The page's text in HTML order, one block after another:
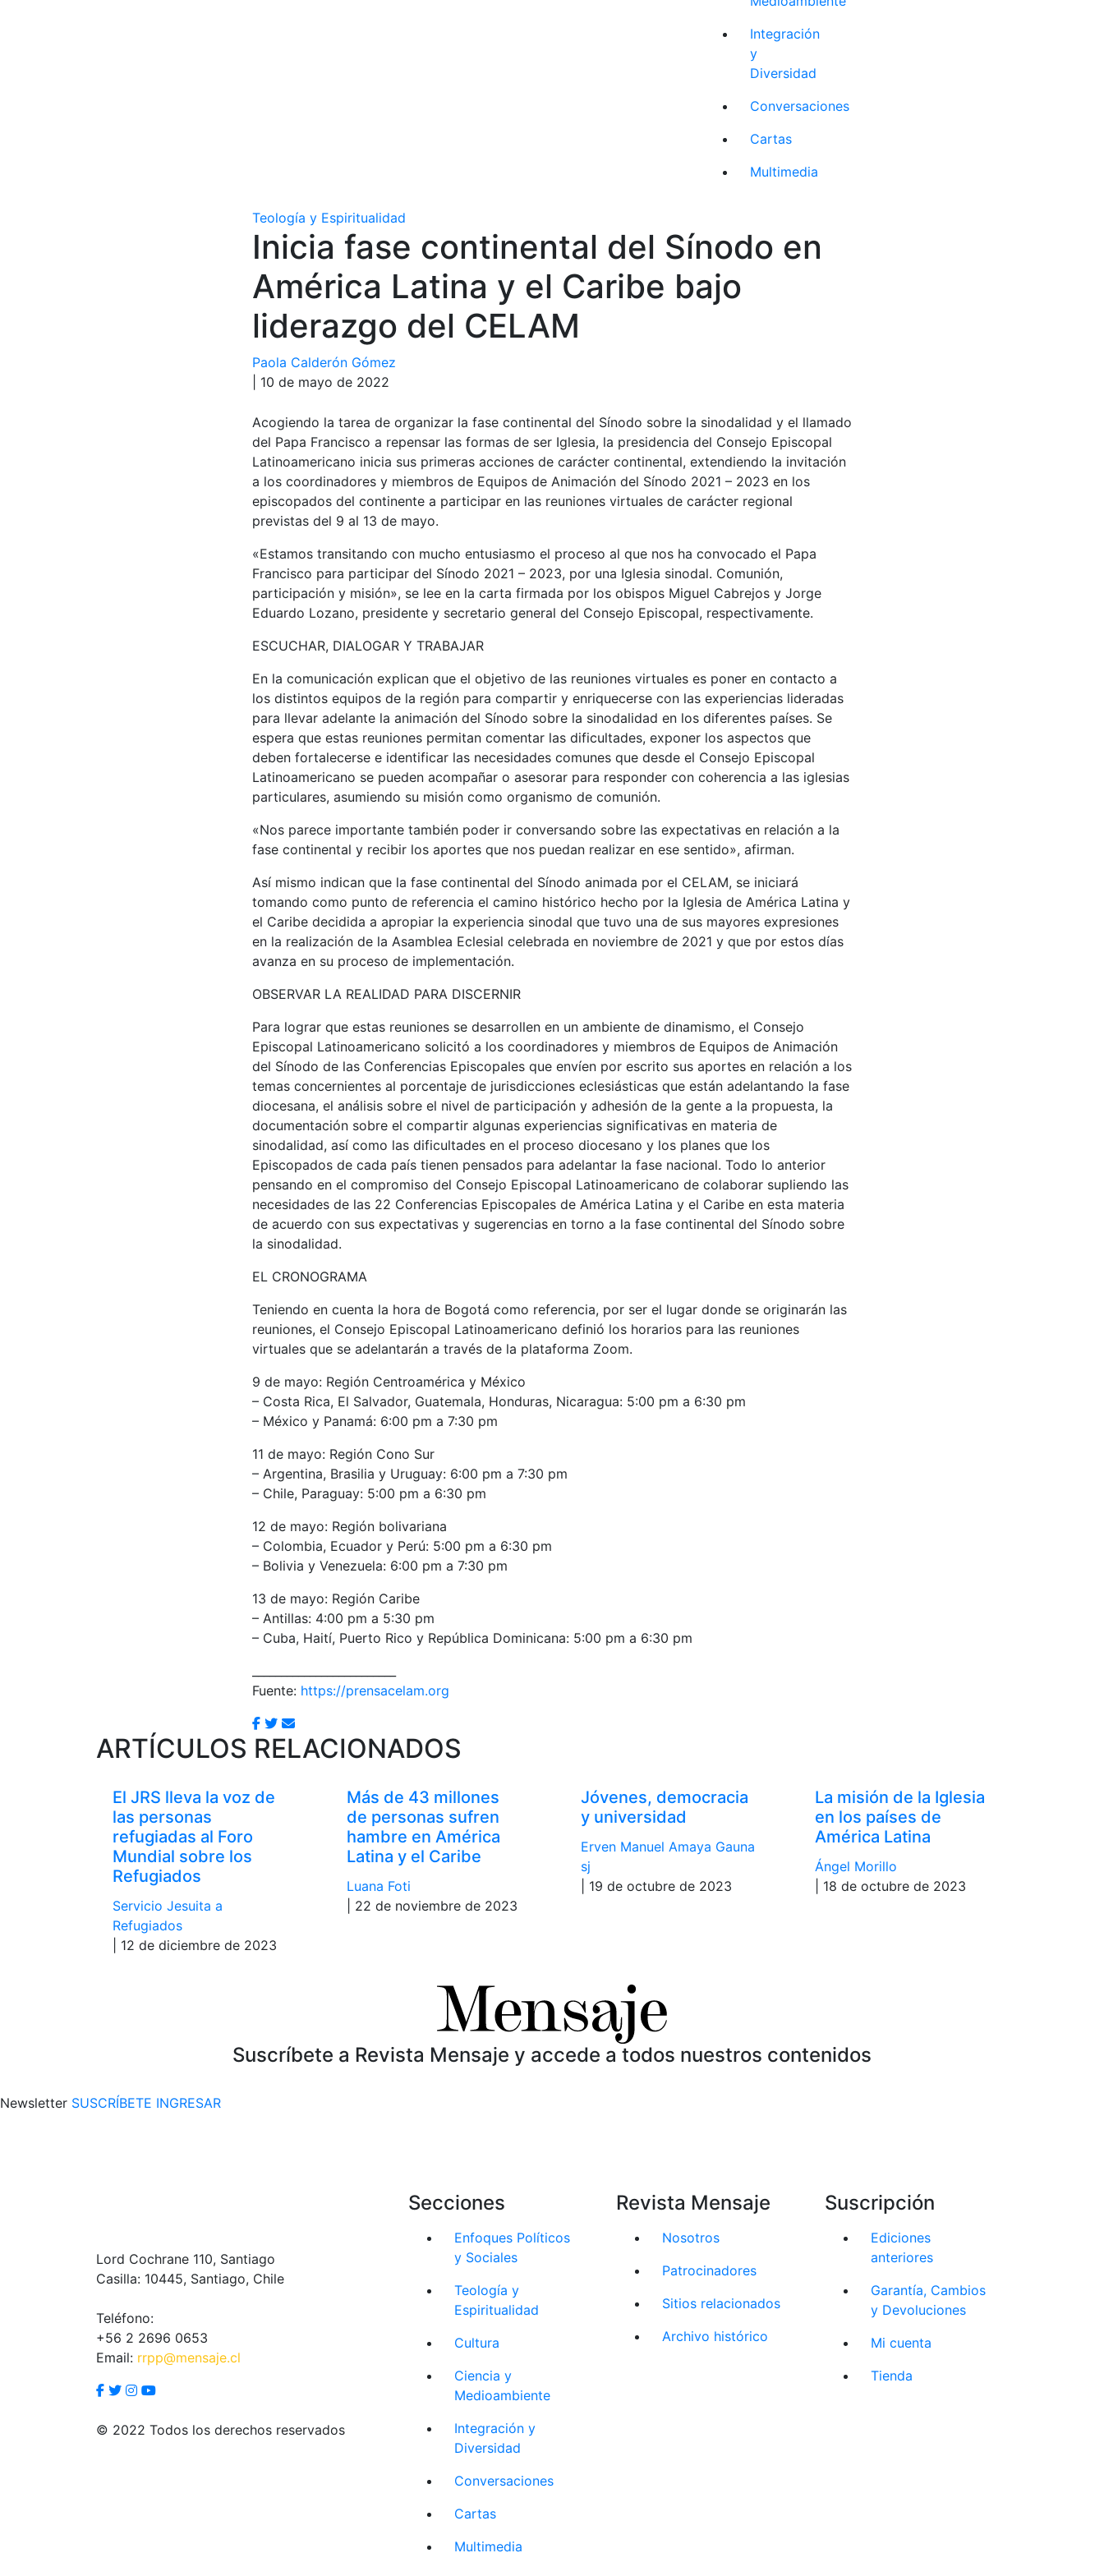
Integración
y
Diversidad
Conversaciones
Cartas
Multimedia
Teología y Espiritualidad
Inicia fase continental del Sínodo en
América Latina y el Caribe bajo
liderazgo del CELAM
Paola Calderón Gómez
| 10 de mayo de 2022
Acogiendo la tarea de organizar la fase continental del Sínodo sobre la sinodalidad y el llamado
del Papa Francisco a repensar las formas de ser Iglesia, la presidencia del Consejo Episcopal
Latinoamericano inicia sus primeras acciones de carácter continental, extendiendo la invitación
a los coordinadores y miembros de Equipos de Animación del Sínodo 2021 – 2023 en los
episcopados del continente a participar en las reuniones virtuales de carácter regional
previstas del 9 al 13 de mayo.
«Estamos transitando con mucho entusiasmo el proceso al que nos ha convocado el Papa
Francisco para participar del Sínodo 2021 – 2023, por una Iglesia sinodal. Comunión,
participación y misión», se lee en la carta firmada por los obispos Miguel Cabrejos y Jorge
Eduardo Lozano, presidente y secretario general del Consejo Episcopal, respectivamente.
ESCUCHAR, DIALOGAR Y TRABAJAR
En la comunicación explican que el objetivo de las reuniones virtuales es poner en contacto a
los distintos equipos de la región para compartir y enriquecerse con las experiencias lideradas
para llevar adelante la animación del Sínodo sobre la sinodalidad en los diferentes países. Se
espera que estas reuniones permitan comentar las dificultades, exponer los aspectos que
deben fortalecerse e identificar las necesidades comunes que desde el Consejo Episcopal
Latinoamericano se pueden acompañar o asesorar para responder con coherencia a las iglesias
particulares, asumiendo su misión como organismo de comunión.
«Nos parece importante también poder ir conversando sobre las expectativas en relación a la
fase continental y recibir los aportes que nos puedan realizar en ese sentido», afirman.
Así mismo indican que la fase continental del Sínodo animada por el CELAM, se iniciará
tomando como punto de referencia el camino histórico hecho por la Iglesia de América Latina y
el Caribe decidida a apropiar la experiencia sinodal que tuvo una de sus mayores expresiones
en la realización de la Asamblea Eclesial celebrada en noviembre de 2021 y que por estos días
avanza en su proceso de implementación.
OBSERVAR LA REALIDAD PARA DISCERNIR
Para lograr que estas reuniones se desarrollen en un ambiente de dinamismo, el Consejo
Episcopal Latinoamericano solicitó a los coordinadores y miembros de Equipos de Animación
del Sínodo de las Conferencias Episcopales que envíen por escrito sus aportes en relación a los
temas concernientes al porcentaje de jurisdicciones eclesiásticas que están adelantando la fase
diocesana, el análisis sobre el nivel de participación y adhesión de la gente a la propuesta, la
documentación sobre el compartir algunas experiencias significativas en materia de
sinodalidad, así como las dificultades en el proceso diocesano y los planes que los
Episcopados de cada país tienen pensados para adelantar la fase nacional. Todo lo anterior
pensando en el compromiso del Consejo Episcopal Latinoamericano de colaborar supliendo las
necesidades de las 22 Conferencias Episcopales de América Latina y el Caribe en esta materia
de acuerdo con sus expectativas y sugerencias en torno a la fase continental del Sínodo sobre
la sinodalidad.
EL CRONOGRAMA
Teniendo en cuenta la hora de Bogotá como referencia, por ser el lugar donde se originarán las
reuniones, el Consejo Episcopal Latinoamericano definió los horarios para las reuniones
virtuales que se adelantarán a través de la plataforma Zoom.
9 de mayo: Región Centroamérica y México
– Costa Rica, El Salvador, Guatemala, Honduras, Nicaragua: 5:00 pm a 6:30 pm
– México y Panamá: 6:00 pm a 7:30 pm
11 de mayo: Región Cono Sur
– Argentina, Brasilia y Uruguay: 6:00 pm a 7:30 pm
– Chile, Paraguay: 5:00 pm a 6:30 pm
12 de mayo: Región bolivariana
– Colombia, Ecuador y Perú: 5:00 pm a 6:30 pm
– Bolivia y Venezuela: 6:00 pm a 7:30 pm
13 de mayo: Región Caribe
– Antillas: 4:00 pm a 5:30 pm
– Cuba, Haití, Puerto Rico y República Dominicana: 5:00 pm a 6:30 pm
Fuente: https://prensacelam.org
ARTÍCULOS RELACIONADOS
El JRS lleva la voz de
las personas
refugiadas al Foro
Mundial sobre los
Refugiados
Servicio Jesuita a
Refugiados
| 12 de diciembre de 2023
Más de 43 millones
de personas sufren
hambre en América
Latina y el Caribe
Luana Foti
| 22 de noviembre de 2023
Jóvenes, democracia
y universidad
Erven Manuel Amaya Gauna
sj
| 19 de octubre de 2023
La misión de la Iglesia
en los países de
América Latina
Ángel Morillo
| 18 de octubre de 2023
Suscríbete a Revista Mensaje y accede a todos nuestros contenidos
Newsletter SUSCRÍBETE INGRESAR
Lord Cochrane 110, Santiago
Casilla: 10445, Santiago, Chile
Teléfono:
+56 2 2696 0653
Email: rrpp@mensaje.cl
© 2022 Todos los derechos reservados
Secciones
Enfoques Políticos
y Sociales
Teología y
Espiritualidad
Cultura
Ciencia y
Medioambiente
Integración y
Diversidad
Conversaciones
Cartas
Multimedia
Revista Mensaje
Nosotros
Patrocinadores
Sitios relacionados
Archivo histórico
Suscripción
Ediciones
anteriores
Garantía, Cambios
y Devoluciones
Mi cuenta
Tienda